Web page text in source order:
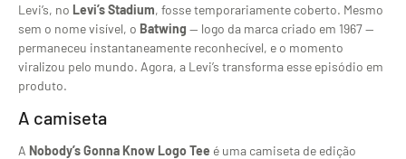
Levi’s, no Levi’s Stadium, fosse temporariamente coberto. Mesmo
sem o nome visível, o Batwing — logo da marca criado em 1967 —
permaneceu instantaneamente reconhecível, e o momento
viralizou pelo mundo. Agora, a Levi’s transforma esse episódio em
produto.
A camiseta
A Nobody’s Gonna Know Logo Tee é uma camiseta de edição